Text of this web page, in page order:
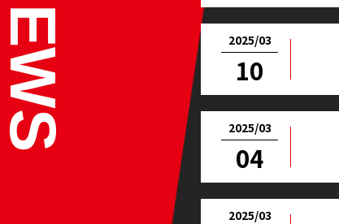
2025/03
10
2025/03
04
2025/03